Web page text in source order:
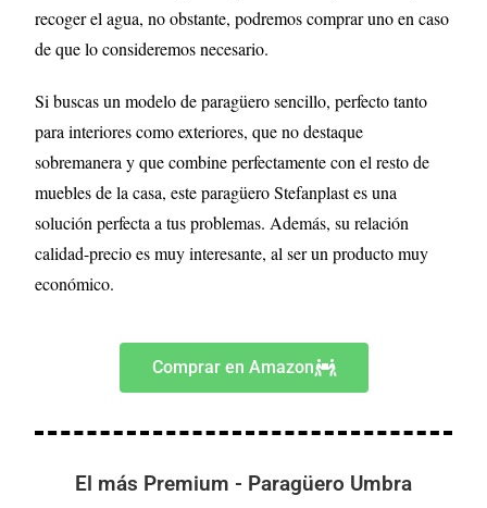
recoger el agua, no obstante, podremos comprar uno en caso
de que lo consideremos necesario.
Si buscas un modelo de paragüero sencillo, perfecto tanto
para interiores como exteriores, que no destaque
sobremanera y que combine perfectamente con el resto de
muebles de la casa, este paragüero Stefanplast es una
solución perfecta a tus problemas. Además, su relación
calidad-precio es muy interesante, al ser un producto muy
económico.
Comprar en Amazon
El más Premium - Paragüero Umbra